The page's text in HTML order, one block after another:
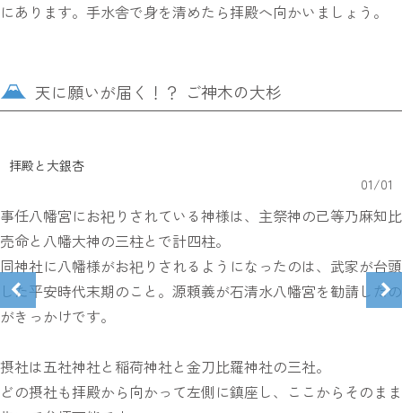
にあります。手水舎で身を清めたら拝殿へ向かいましょう。
天に願いが届く！？ ご神木の大杉
拝殿と大銀杏
01/01
事任八幡宮にお祀りされている神様は、主祭神の己等乃麻知比
売命と八幡大神の三柱とで計四柱。
同神社に八幡様がお祀りされるようになったのは、武家が台頭
した平安時代末期のこと。源頼義が石清水八幡宮を勧請したの
がきっかけです。
摂社は五社神社と稲荷神社と金刀比羅神社の三社。
どの摂社も拝殿から向かって左側に鎮座し、ここからそのまま